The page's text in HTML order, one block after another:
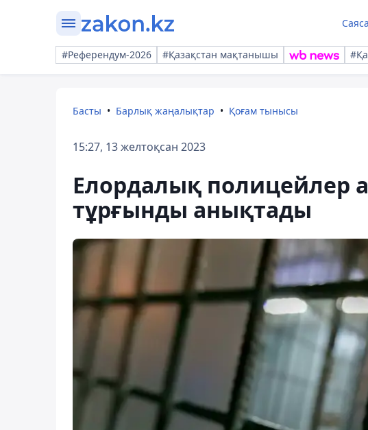
#Референдум-2026 #Қазақстан мақтанышы
Басты Барлық жаңалықтар Қоғам тынысы
15:27, 13 желтоқсан 2023
Елордалық полицейлер
тұрғынды анықтады